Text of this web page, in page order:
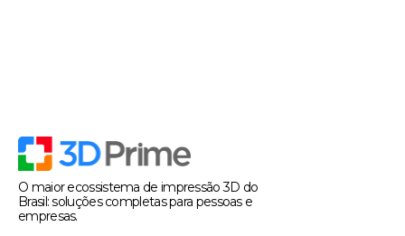
O maior ecossistema de impressão 3D do
Brasil: soluções completas para pessoas e
empresas.